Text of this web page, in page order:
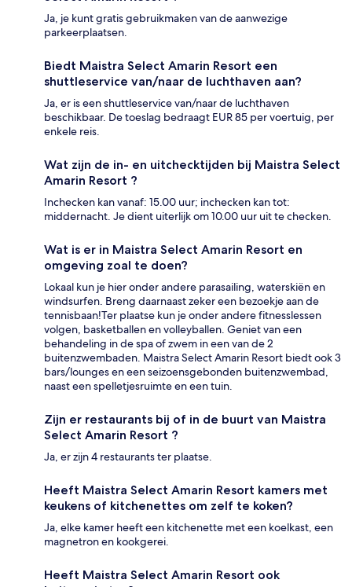
Ja, je kunt gratis gebruikmaken van de aanwezige
parkeerplaatsen.
Biedt Maistra Select Amarin Resort een
shuttleservice van/naar de luchthaven aan?
Ja, er is een shuttleservice van/naar de luchthaven
beschikbaar. De toeslag bedraagt EUR 85 per voertuig, per
enkele reis.
Wat zijn de in- en uitchecktijden bij Maistra Select
Amarin Resort ?
Inchecken kan vanaf: 15.00 uur; inchecken kan tot:
middernacht. Je dient uiterlijk om 10.00 uur uit te checken.
Wat is er in Maistra Select Amarin Resort en
omgeving zoal te doen?
Lokaal kun je hier onder andere parasailing, waterskiën en
windsurfen. Breng daarnaast zeker een bezoekje aan de
tennisbaan!Ter plaatse kun je onder andere fitnesslessen
volgen, basketballen en volleyballen. Geniet van een
behandeling in de spa of zwem in een van de 2
buitenzwembaden. Maistra Select Amarin Resort biedt ook 3
bars/lounges en een seizoensgebonden buitenzwembad,
naast een spelletjesruimte en een tuin.
Zijn er restaurants bij of in de buurt van Maistra
Select Amarin Resort ?
Ja, er zijn 4 restaurants ter plaatse.
Heeft Maistra Select Amarin Resort kamers met
keukens of kitchenettes om zelf te koken?
Ja, elke kamer heeft een kitchenette met een koelkast, een
magnetron en kookgerei.
Heeft Maistra Select Amarin Resort ook